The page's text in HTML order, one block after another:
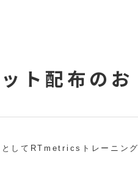
ト配布のお
してRTmetricsトレーニング